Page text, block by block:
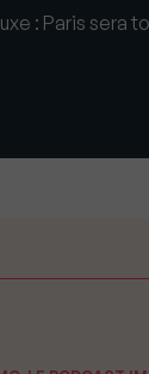
: Paris sera